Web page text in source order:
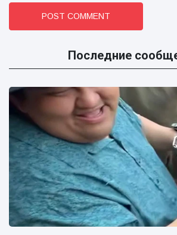
POST COMMENT
Последние